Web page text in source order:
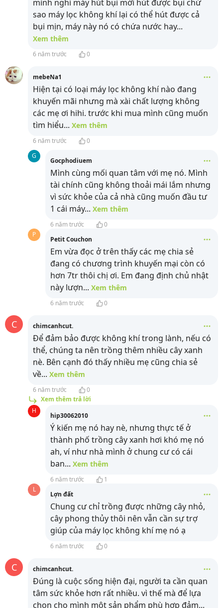
mình nghỉ máy hút bụi mới hút được bụi chứ
sao máy lọc không khí lại có thể hút được cả
bụi mịn, máy này nó có chứa nước hay...
Xem thêm
6 năm trước 0
mebeNa1
Hiện tại có loại máy lọc không khí nào đang
khuyến mãi nhưng mà xài chất lượng không
các mẹ ơi hihi. trước khi mua mình cũng muốn
tìm hiểu... Xem thêm
6 năm trước
0
G
Gocphodiuem
Mình cùng mối quan tâm với mẹ nó. Mình
tài chính cũng không thoải mái lắm nhưng
vì sức khỏe của cả nhà cũng muốn đầu tư
1 cái máy... Xem thêm
6 năm trước
0
P
Petit Couchon
Em vừa đọc ở trên thấy các mẹ chia sẻ
đang có chương trình khuyến mại còn có
hơn 7tr thôi chị ơi. Em đang định chủ nhật
này lượn... Xem thêm
6 năm trước 0
C chimcanhcut.
Để đảm bảo được không khí trong lành, nếu có
thể, chúng ta nên trồng thêm nhiều cây xanh
nè. Bên cạnh đó thấy nhiều mẹ cũng chia sẻ
về... Xem thêm
6 năm trước
0
Xem thêm trả lời
H
hip30062010
Ý kiến mẹ nó hay nè, nhưng thực tế ở
thành phố trồng cây xanh hơi khó mẹ nó
ah, ví như nhà mình ở chung cư có cái
ban... Xem thêm
6 năm trước
1
L
Lợn đất
Chung cư chỉ trồng được những cây nhỏ,
cây phong thủy thôi nên vẫn cần sự trợ
giúp của máy lọc không khí mẹ nó ạ
6 năm trước 0
C chimcanhcut.
Đúng là cuộc sống hiện đại, người ta cần quan
tâm sức khỏe hơn rất nhiều. vì thế mà để lựa
chọn cho mình một sản phẩm phù hợp đảm...